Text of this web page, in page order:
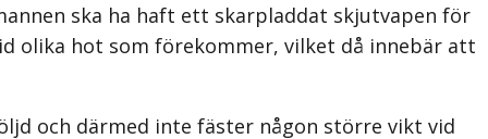
ska ha haft ett skarpladdat skjutvapen för
olika hot som förekommer, vilket då innebär att
och därmed inte fäster någon större vikt vid